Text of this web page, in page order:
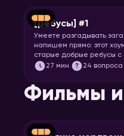
[ребусы] #1
Умеете разгадывать
напишем прямо: этот
старые добрые ребусы с
визуальными
27 мин. 24 вопроса
Фильмы